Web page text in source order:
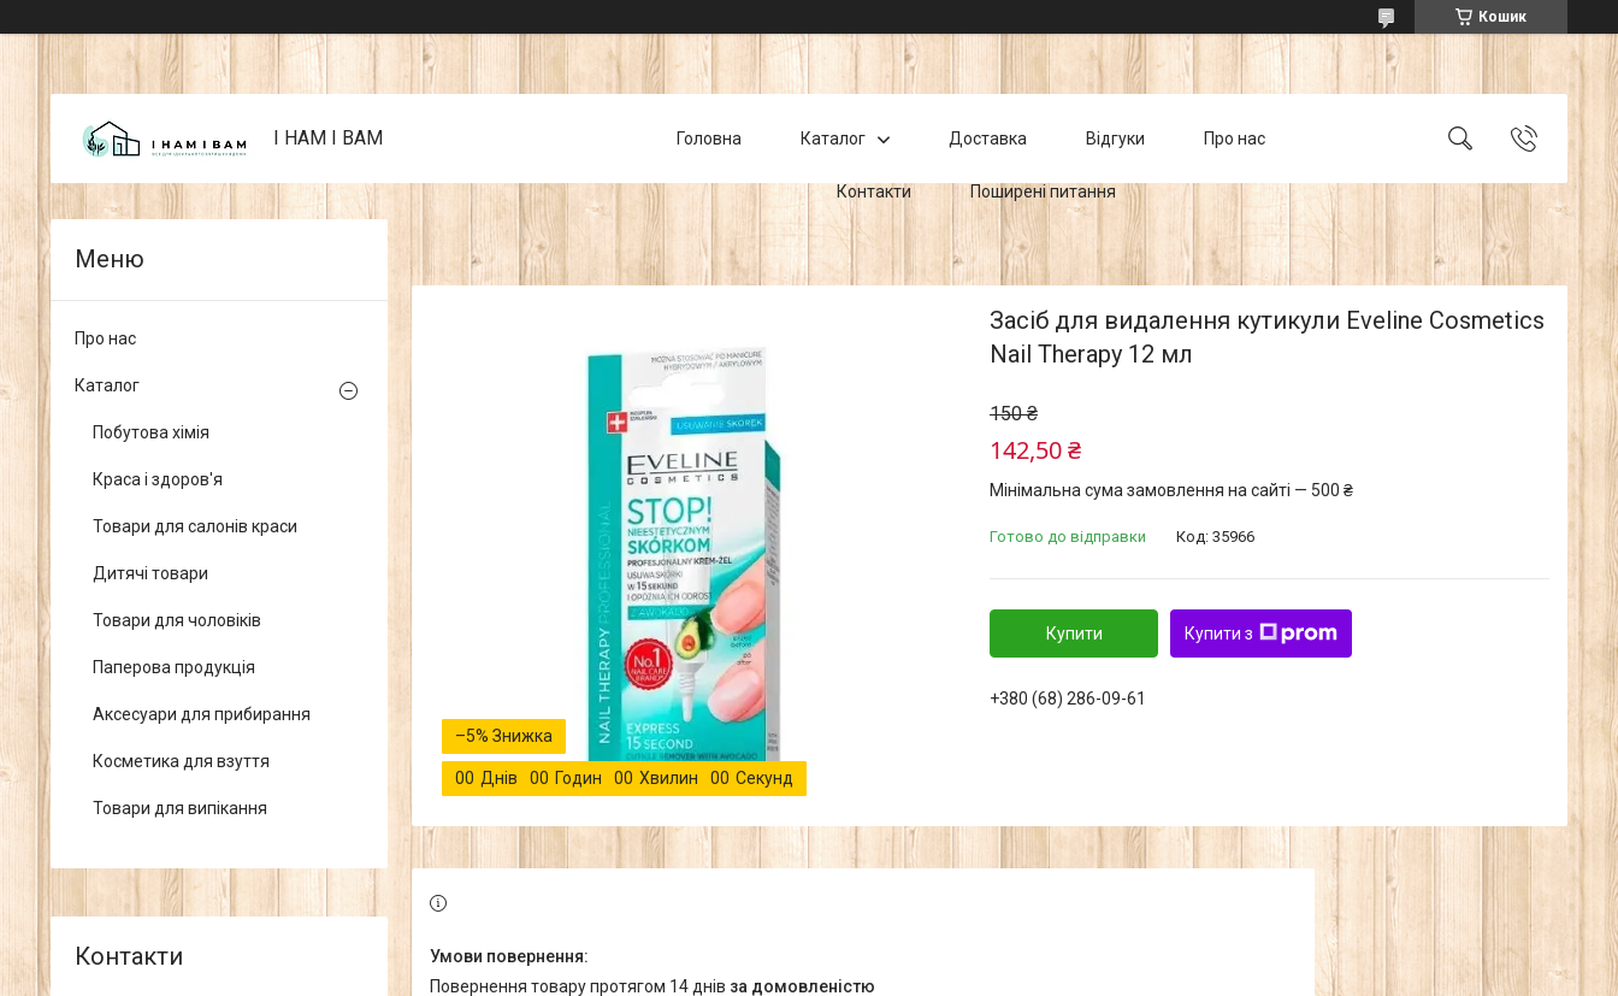
Кошик
I НАМ I ВАМ Головна Каталог Доставка Відгуки Про нас
Контакти Поширені питання
–5%
00 Днів 00 Годин 00 Хвилин 00 Секунд
Засіб для видалення кутикули Eveline Cosmetics
Nail Therapy 12 мл
150 ₴
142,50 ₴
Мінімальна сума замовлення на сайті — 500 ₴
Готово до відправки Код: 35966
Купити Купити з
+380 (68) 286-09-61
повернення товару протягом 14 днів за домовленістю
Про нас
Каталог
Побутова хімія
Краса і здоров'я
Товари для салонів краси
Дитячі товари
Товари для чоловіків
Паперова продукція
Аксесуари для прибирання
Косметика для взуття
Товари для випікання